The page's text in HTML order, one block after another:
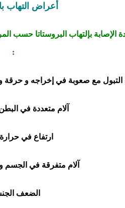
أعراض التهاب
بإلتهاب البروستاتا حسب
:
التبول مع صعوبة في إخراجه و
آلام متعددة في
ارتفاع في
آلام متفرقة في
الضعف